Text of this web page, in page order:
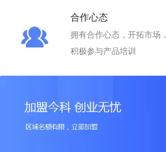
合作心态
拥有合作心态，开拓市场，
积极参与产品培训